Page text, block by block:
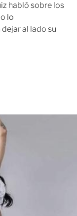
habló sobre los
lo
al lado su